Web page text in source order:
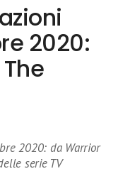
2020:
2020: da Warrior
serie TV